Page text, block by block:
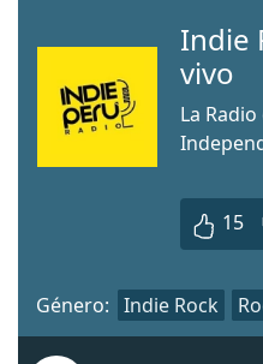
Indie
vivo
La
15
Género: Indie Rock